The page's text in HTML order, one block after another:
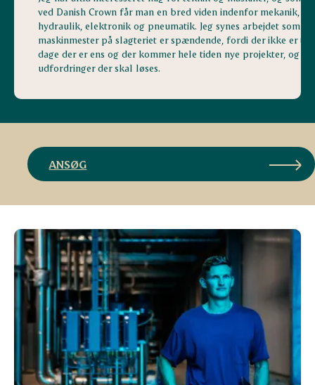
ved Danish Crown får man en bred viden indenfor mekanik,
hydraulik, elektronik og pneumatik. Jeg synes arbejdet som
maskinmester på slagteriet er spændende, fordi der ikke er to
dage der er ens og der kommer hele tiden nye projekter, og
udfordringer der skal løses.
ANSØG